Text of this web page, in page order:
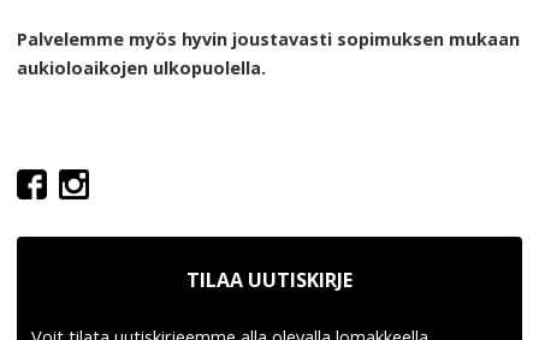
Palvelemme myös hyvin joustavasti sopimuksen mukaan
aukioloaikojen ulkopuolella.
TILAA UUTISKIRJE